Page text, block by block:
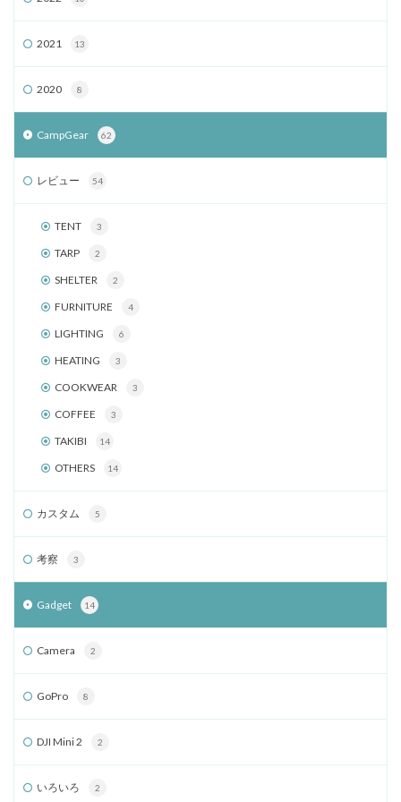
2021 13
2020 8
CampGear 62
レビュー 54
TENT 3
TARP 2
SHELTER 2
FURNITURE 4
LIGHTING 6
HEATING 3
COOKWEAR 3
COFFEE 3
TAKIBI 14
OTHERS 14
カスタム 5
考察 3
Gadget 14
Camera 2
GoPro 8
DJI Mini 2 2
いろいろ 2